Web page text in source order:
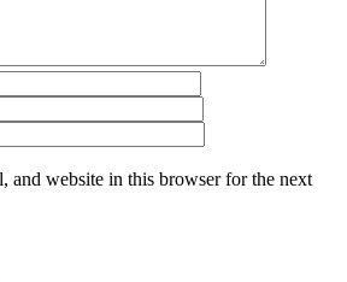
and website in this browser for the next